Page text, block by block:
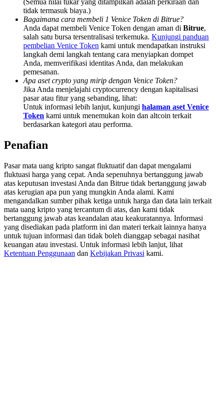
Deposit CASHCAT & Win
Share 500000 CASHCAT prize pool
Exclusive for BitMart Users
Register & Trade to Win 500,000 USDT
Precious Metals Trading Carnival
Trade Gold & Silver · 33,333 USDT Bonus
USDT New User Exclusive 10% APR
USDT Flexible Staking | Daily Rewards
tidak termasuk biaya.)
Bagaimana cara membeli 1 Venice Token di Bitrue?
Anda dapat membeli Venice Token dengan aman di Bitrue,
salah satu bursa tersentralisasi terkemuka. Kunjungi panduan
pembelian Venice Token kami untuk mendapatkan instruksi
langkah demi langkah tentang cara menyiapkan dompet
Anda, memverifikasi identitas Anda, dan melakukan
pemesanan.
Apa aset crypto yang mirip dengan Venice Token?
Jika Anda menjelajahi cryptocurrency dengan kapitalisasi
pasar atau fitur yang sebanding, lihat:
Untuk informasi lebih lanjut, kunjungi halaman aset Venice
Token kami untuk menemukan koin dan altcoin terkait
berdasarkan kategori atau performa.
Penafian
Pasar mata uang kripto sangat fluktuatif dan dapat mengalami
fluktuasi harga yang cepat. Anda sepenuhnya bertanggung jawab
atas keputusan investasi Anda dan Bitrue tidak bertanggung jawab
atas kerugian apa pun yang mungkin Anda alami. Kami
mengandalkan sumber pihak ketiga untuk harga dan data lain terkait
mata uang kripto yang tercantum di atas, dan kami tidak
bertanggung jawab atas keandalan atau keakuratannya. Informasi
yang disediakan pada platform ini dan materi terkait lainnya hanya
untuk tujuan informasi dan tidak boleh dianggap sebagai nasihat
keuangan atau investasi. Untuk informasi lebih lanjut, lihat
Ketentuan Penggunaan dan Kebijakan Privasi kami.